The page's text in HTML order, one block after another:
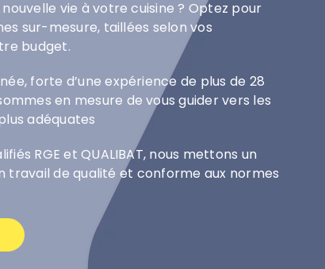
vie à votre cuisine ? Optez pour
sur-mesure, taillées selon vos
budget.
forte d’une expérience de plus de 28
en mesure de vous guider vers les
adéquates
RGE et QUALIBAT, nous mettons un
travail de qualité et conforme aux normes